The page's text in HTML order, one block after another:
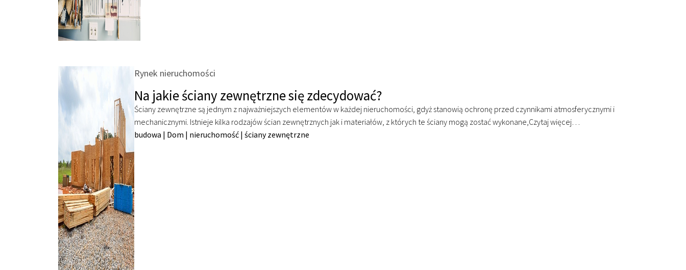
Rynek nieruchomości
Na jakie ściany zewnętrzne się zdecydować?
Ściany zewnętrzne są jednym z najważniejszych elementów w każdej nieruchomości, gdyż stanowią ochronę przed czynnikami atmosferycznymi i
mechanicznymi. Istnieje kilka rodzajów ścian zewnętrznych jak i materiałów, z których te ściany mogą zostać wykonane,Czytaj więcej…
budowa | Dom | nieruchomość| ściany zewnętrzne